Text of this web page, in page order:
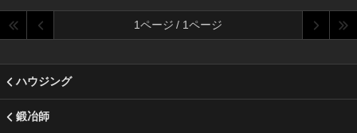
1ページ / 1ページ
ハウジング
鍛冶師